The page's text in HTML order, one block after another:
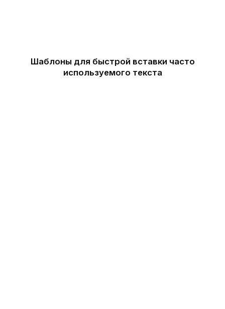
Шаблоны для быстрой вставки часто
используемого текста